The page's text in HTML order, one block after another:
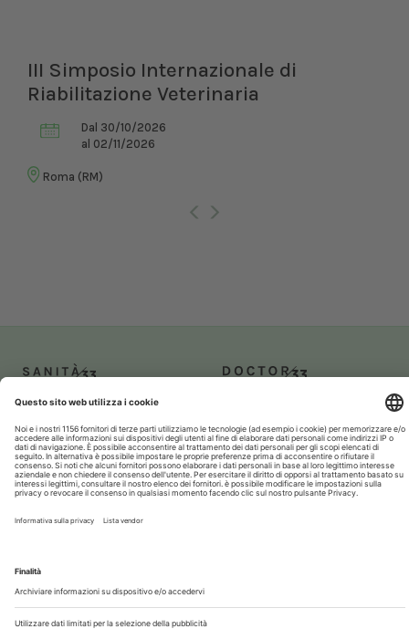
III Simposio Internazionale di
Riabilitazione Veterinaria
Dal 30/10/2026
al 02/11/2026
Roma (RM)